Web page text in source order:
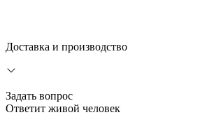
Доставка и производство
Задать вопрос
Ответит живой человек